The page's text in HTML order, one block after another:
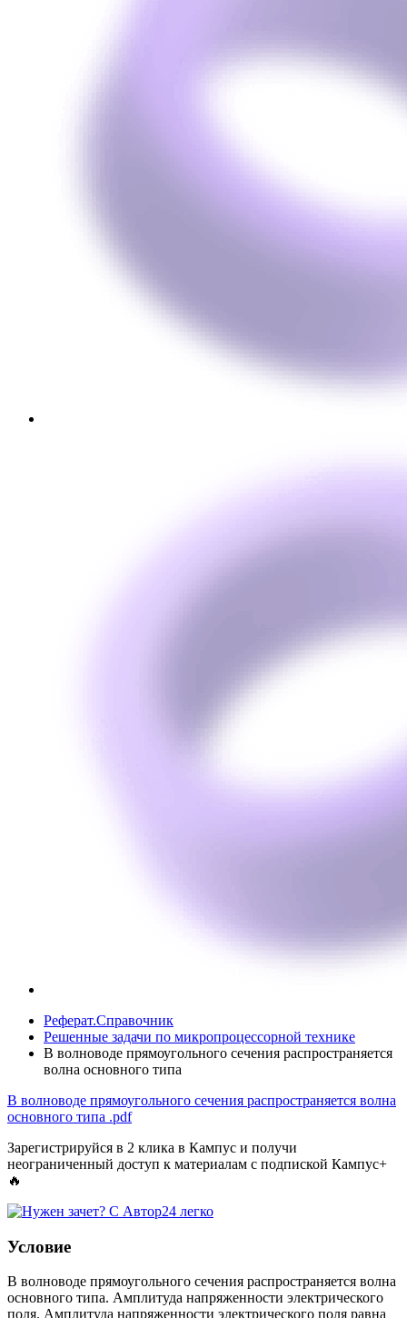
Реферат.Справочник
Решенные задачи по микропроцессорной технике
В волноводе прямоугольного сечения распространяется
волна основного типа
В волноводе прямоугольного сечения распространяется волна
основного типа .pdf
Зарегистрируйся в 2 клика в Кампус и получи
неограниченный доступ к материалам с подпиской Кампус+
🔥
Условие
В волноводе прямоугольного сечения распространяется волна
основного типа. Амплитуда напряженности электрического
поля. Амплитуда напряженности электрического поля равна